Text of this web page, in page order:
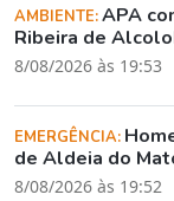
AMBIENTE:APA
Ribeira de
8/08/2026 às 19:53
EMERGÊNCIA:
de Aldeia do
8/08/2026 às 19:52